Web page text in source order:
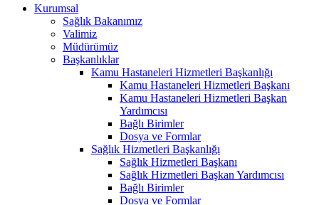
Kurumsal
Sağlık Bakanımız
Valimiz
Müdürümüz
Başkanlıklar
Kamu Hastaneleri Hizmetleri Başkanlığı
Kamu Hastaneleri Hizmetleri Başkanı
Kamu Hastaneleri Hizmetleri Başkan
Yardımcısı
Bağlı Birimler
Dosya ve Formlar
Sağlık Hizmetleri Başkanlığı
Sağlık Hizmetleri Başkanı
Sağlık Hizmetleri Başkan Yardımcısı
Bağlı Birimler
Dosya ve Formlar